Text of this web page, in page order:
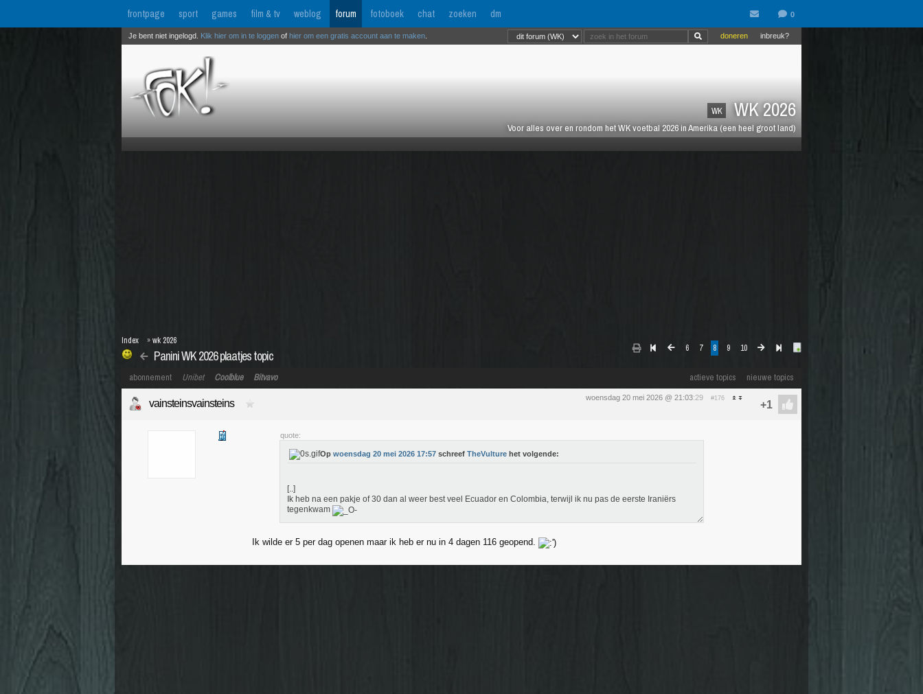
frontpage sport games film & tv weblog forum fotoboek chat zoeken dm
WK WK 2026
Voor alles over en rondom het WK voetbal 2026 in Amerika (een heel groot land)
inbreuk?
doneren
Je bent niet ingelogd. Klik hier om in te loggen of hier om een gratis account aan te maken
6 7 8 9 10
Panini WK 2026 plaatjes topic
Index »wk 2026
actieve topics nieuwe topics
abonnement Unibet Coolblue Bitvavo
woensdag 20 mei 2026 @ 21:03:29 #176
vainsteinsvainsteins
quote:
Op woensdag 20 mei 2026 17:57 schreef TheVulture het volgende:
[..]
Ik heb na een pakje of 30 dan al weer best veel Ecuador en Colombia, terwijl ik nu pas de eerste Iraniërs
tegenkwam
Ik wilde er 5 per dag openen maar ik heb er nu in 4 dagen 116 geopend.